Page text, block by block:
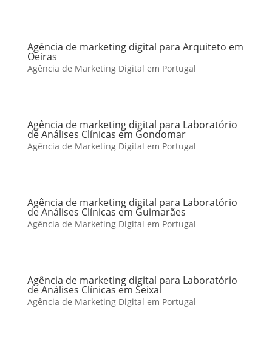
Agência de marketing digital para Arquiteto em
Oeiras
Agência de Marketing Digital em Portugal
Agência de marketing digital para Laboratório
de Análises Clínicas em Gondomar
Agência de Marketing Digital em Portugal
Agência de marketing digital para Laboratório
de Análises Clínicas em Guimarães
Agência de Marketing Digital em Portugal
Agência de marketing digital para Laboratório
de Análises Clínicas em Seixal
Agência de Marketing Digital em Portugal